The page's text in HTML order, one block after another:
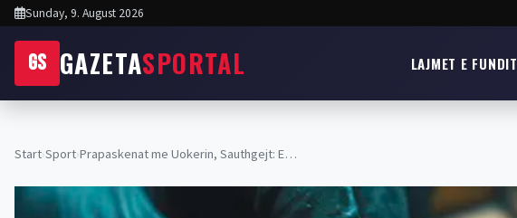
Sunday, 9. August 2026
GS GAZETASPORTAL LAJMET E FUNDIT
Start›Sport›Prapaskenat me Uokerin, Sauthgejt: E…